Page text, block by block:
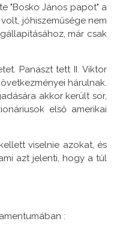
"Bosko János papot" a
jóhiszeműsége nem
már csak
Panaszt tett II. Viktor
hárulnak.
akkor került sor,
első amerikai
viselnie azokat, és
azt jelenti, hogy a túl
: